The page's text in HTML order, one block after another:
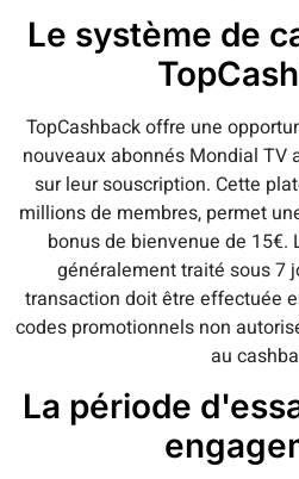
Le système de
TopCashback offre une
nouveaux abonnés Mondial TV
sur leur souscription. Cette
millions de membres, permet
bonus de bienvenue de
généralement traité sous 7
transaction doit être effectuée
codes promotionnels non
au
La période